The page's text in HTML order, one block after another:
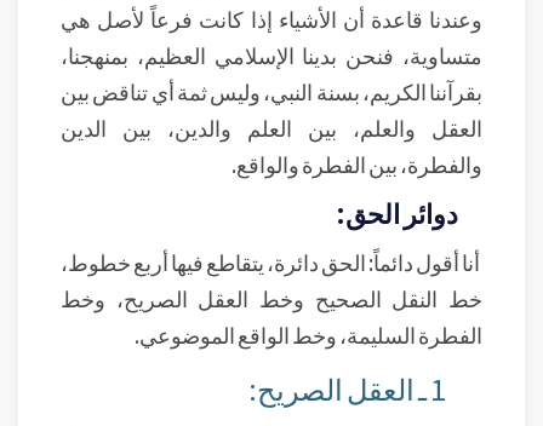
وعندنا قاعدة أن الأشياء إذا كانت فرعاً لأصل هي
متساوية، فنحن بدينا الإسلامي العظيم، بمنهجنا،
بقرآننا الكريم، بسنة النبي، وليس ثمة أي تناقض بين
العقل والعلم، بين العلم والدين، بين الدين
والفطرة، بين الفطرة والواقع.
دوائر الحق:
أنا أقول دائماً: الحق دائرة، يتقاطع فيها أربع خطوط،
خط النقل الصحيح وخط العقل الصريح، وخط
الفطرة السليمة، وخط الواقع الموضوعي.
1 ـ العقل الصريح: